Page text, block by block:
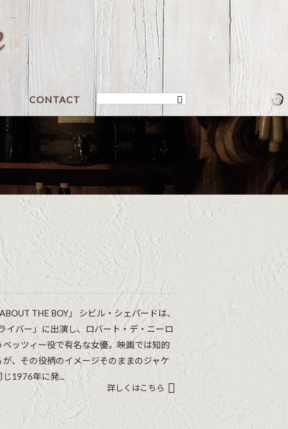
CONTACT
THE BOY」 シビル・シェパードは、
イバー」に出演し、ロバート・デ・ニーロ
ッツィー役で有名な女優。映画では知的
、その役柄のイメージそのままのジャケ
1976年に発...
詳しくはこちら